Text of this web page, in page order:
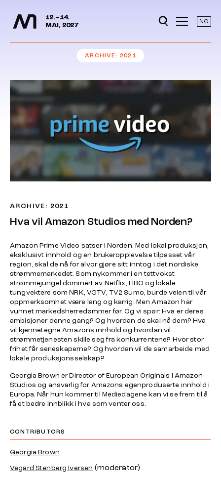
Jump to content
12.–14.
MAI, 2027
NO
ARCHIVE 2021
ARCHIVE: 2021
Hva vil Amazon Studios med Norden?
Amazon Prime Video satser i Norden. Med lokal produksjon,
eksklusivt innhold og en brukeropplevelse tilpasset vår
region, skal de nå for alvor gjøre sitt inntog i det nordiske
strømmemarkedet. Som nykommer i en tettvokst
strømmejungel dominert av Netflix, HBO og lokale
tungvektere som NRK, VGTV, TV2 Sumo, burde veien til vår
oppmerksomhet være lang og karrig. Men Amazon har
vunnet markedsherredømmer før. Og vi spør: Hva er deres
ambisjoner denne gang? Og hvordan de skal nå dem? Hva
vil kjennetegne Amazons innhold og hvordan vil
strømmetjenesten skille seg fra konkurrentene? Hvor stor
frihet får serieskaperne? Og hvordan vil de samarbeide med
lokale produksjonsselskap?
Georgia Brown er Director of European Originals i Amazon
Studios og ansvarlig for Amazons egenproduserte innhold i
Europa. Når hun kommer til Mediedagene kan vi se frem til å
få et bedre innblikk i hva som venter oss.
CONTRIBUTORS
Georgia Brown
Vegard Stenberg Iversen (moderator)